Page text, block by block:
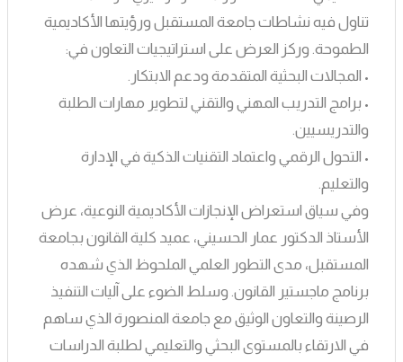
تناول فيه نشاطات جامعة المستقبل ورؤيتها الأكاديمية
الطموحة. وركز العرض على استراتيجيات التعاون في:
• المجالات البحثية المتقدمة ودعم الابتكار.
• برامج التدريب المهني والتقني لتطوير مهارات الطلبة
والتدريسيين.
• التحول الرقمي واعتماد التقنيات الذكية في الإدارة
والتعليم.
وفي سياق استعراض الإنجازات الأكاديمية النوعية، عرض
الأستاذ الدكتور عمار الحسيني، عميد كلية القانون بجامعة
المستقبل، مدى التطور العلمي الملحوظ الذي شهده
برنامج ماجستير القانون. وسلط الضوء على آليات التنفيذ
الرصينة والتعاون الوثيق مع جامعة المنصورة الذي ساهم
في الارتقاء بالمستوى البحثي والتعليمي لطلبة الدراسات